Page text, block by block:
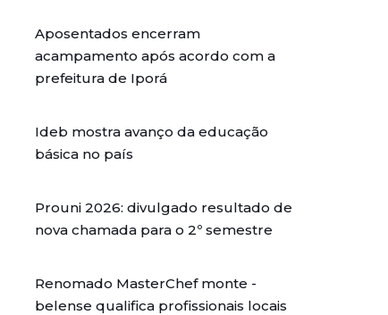
Aposentados encerram
acampamento após acordo com a
prefeitura de Iporá
Ideb mostra avanço da educação
básica no país
Prouni 2026: divulgado resultado de
nova chamada para o 2º semestre
Renomado MasterChef monte -
belense qualifica profissionais locais